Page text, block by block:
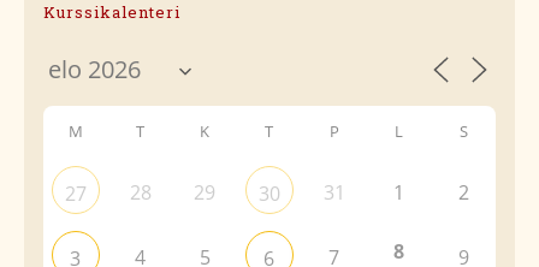
Kurssikalenteri
M T K T P L S
27 28 29 30 31 1 2
3 4 5 6 7 8 9